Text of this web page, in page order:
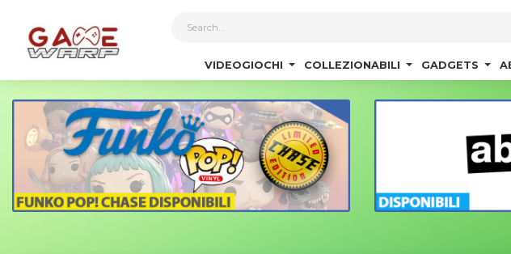
VIDEOGIOCHI COLLEZIONABILI GADGETS